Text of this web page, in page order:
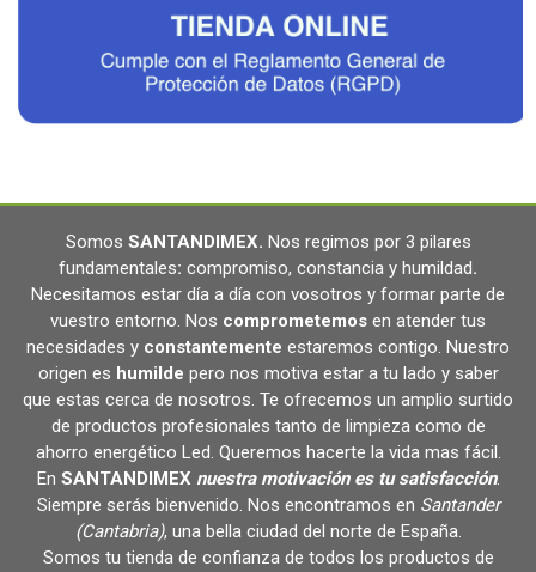
Somos SANTANDIMEX. Nos regimos por 3 pilares
fundamentales: compromiso, constancia y humildad.
Necesitamos estar día a día con vosotros y formar parte de
vuestro entorno. Nos comprometemos en atender tus
necesidades y constantemente estaremos contigo. Nuestro
origen es humilde pero nos motiva estar a tu lado y saber
que estas cerca de nosotros. Te ofrecemos un amplio surtido
de productos profesionales tanto de limpieza como de
ahorro energético Led. Queremos hacerte la vida mas fácil.
En SANTANDIMEX nuestra motivación es tu satisfacción.
Siempre serás bienvenido. Nos encontramos en Santander
(Cantabria), una bella ciudad del norte de España.
Somos tu tienda de confianza de todos los productos de